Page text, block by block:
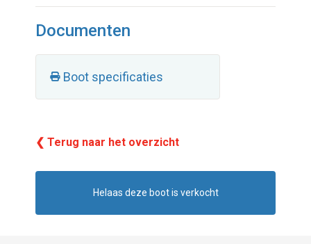
Documenten
Boot specificaties
❮ Terug naar het overzicht
Helaas deze boot is verkocht